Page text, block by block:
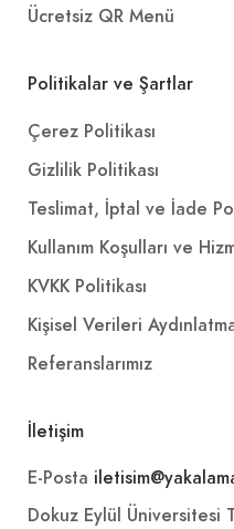
Ücretsiz QR Menü
Politikalar ve Şartlar
Çerez Politikası
Gizlilik Politikası
Teslimat, İptal ve İade
Kullanım Koşulları ve
KVKK Politikası
Kişisel Verileri
Referanslarımız
İletişim
E-Posta
Dokuz Eylül Üniversitesi